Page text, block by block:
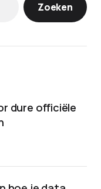
Zoeken
dure officiële